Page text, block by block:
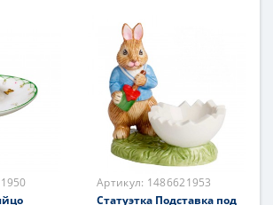
Артикул: 1486621953
Статуэтка Подставка под